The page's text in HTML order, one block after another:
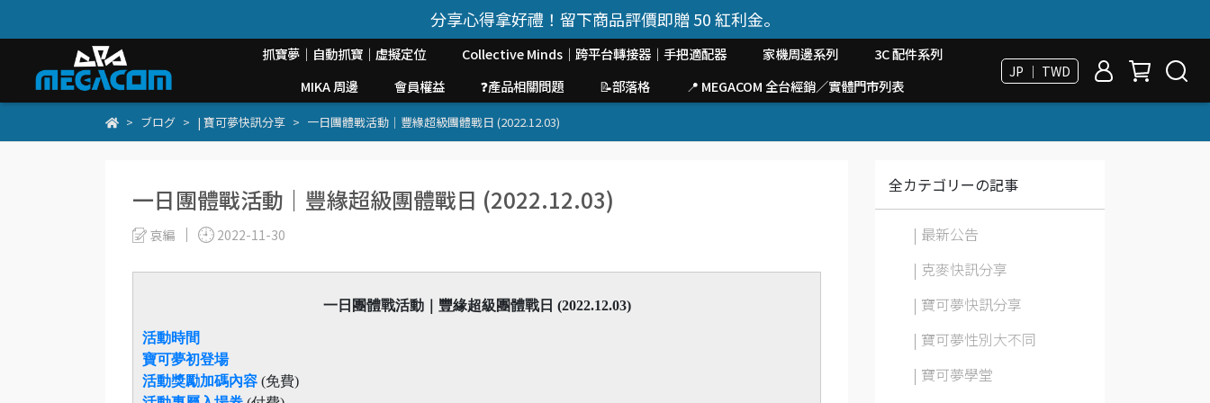
分享心得拿好禮！留下商品評價即贈 50 紅利金。
抓寶夢｜自動抓寶｜虛擬定位 Collective Minds｜跨平台轉接器｜手把適配器 家機周邊系列
3C 配件系列
MIKA 周邊
會員權益 ❓產品相關問題 📝部落格 📍 MEGACOM 全台經銷／實體門市列表
JP ｜ TWD
ブログ | 寶可夢快訊分享 一日團體戰活動｜豐緣超級團體戰日 (2022.12.03)
一日團體戰活動｜豐緣超級團體戰日 (2022.12.03)
哀編 2022-11-30
一日團體戰活動｜豐緣超級團體戰日 (2022.12.03)
活動時間
寶可夢初登場
活動獎勵加碼內容 (免費)
全カテゴリーの記事
| 最新公告
| 克麥快訊分享
| 寶可夢快訊分享
| 寶可夢性別大不同
| 寶可夢學堂